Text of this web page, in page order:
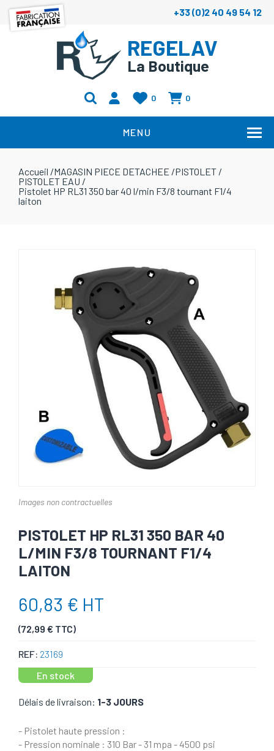
+33 (0)2 40 49 54 12
REGELAV
La Boutique
0 0
MENU
Accueil /MAGASIN PIECE DETACHEE /PISTOLET /
PISTOLET EAU /
Pistolet HP RL31 350 bar 40 l/min F3/8 tournant F1/4
laiton
Images non contractuelles
PISTOLET HP RL31 350 BAR 40
L/MIN F3/8 TOURNANT F1/4
LAITON
60,83 € HT
(72,99 € TTC)
REF: 23169
En stock
Délais de livraison: 1-3 JOURS
- Pistolet haute pression :
- Pression nominale : 310 Bar - 31 mpa - 4500 psi